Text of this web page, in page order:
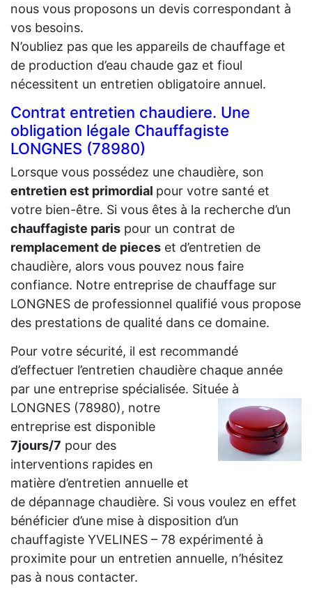
nous vous proposons un devis correspondant à
vos besoins.
N’oubliez pas que les appareils de chauffage et
de production d’eau chaude gaz et fioul
nécessitent un entretien obligatoire annuel.
Contrat entretien chaudiere. Une
obligation légale Chauffagiste
LONGNES (78980)
Lorsque vous possédez une chaudière, son
entretien est primordial pour votre santé et
votre bien-être. Si vous êtes à la recherche d’un
chauffagiste paris pour un contrat de
remplacement de pieces et d’entretien de
chaudière, alors vous pouvez nous faire
confiance. Notre entreprise de chauffage sur
LONGNES de professionnel qualifié vous propose
des prestations de qualité dans ce domaine.
Pour votre sécurité, il est recommandé
d’effectuer l’entretien chaudière chaque année
par une entreprise spécialisée. Située à
LONGNES (78980), notre
entreprise est disponible
7jours/7 pour des
interventions rapides en
matière d’entretien annuelle et
de dépannage chaudière. Si vous voulez en effet
bénéficier d’une mise à disposition d’un
chauffagiste YVELINES – 78 expérimenté à
proximite pour un entretien annuelle, n’hésitez
pas à nous contacter.